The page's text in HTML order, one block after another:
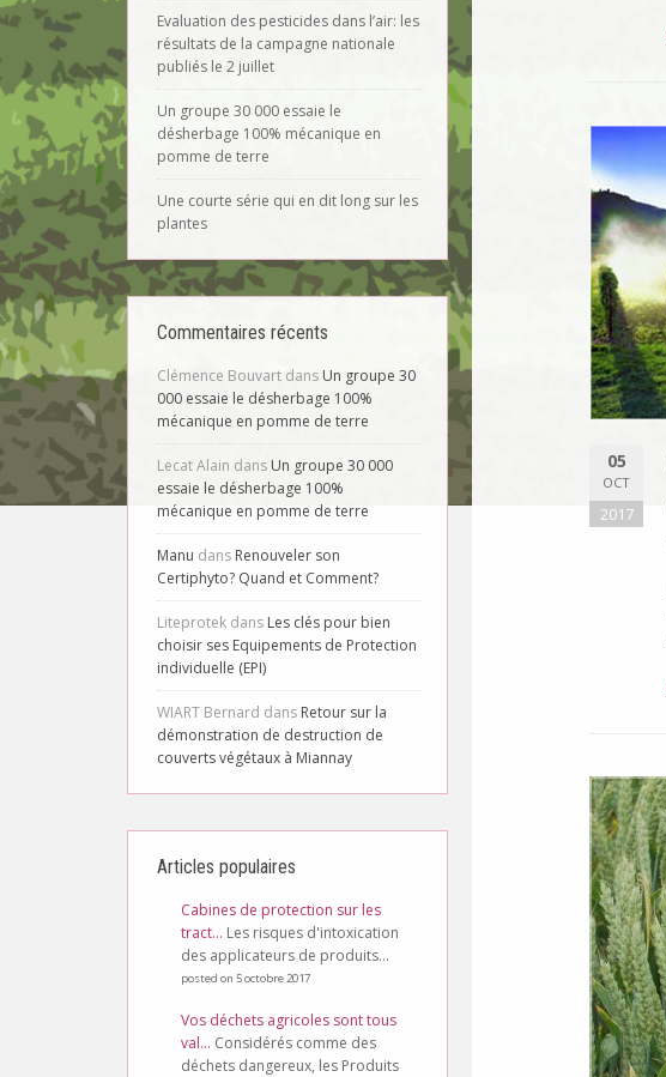
05
OCT
2017
Evaluation des pesticides dans l’air: les
résultats de la campagne nationale
publiés le 2 juillet
Un groupe 30 000 essaie le
désherbage 100% mécanique en
pomme de terre
Une courte série qui en dit long sur les
plantes
Commentaires récents
Clémence Bouvart dans Un groupe 30
000 essaie le désherbage 100%
mécanique en pomme de terre
Lecat Alain dans Un groupe 30 000
essaie le désherbage 100%
mécanique en pomme de terre
Manu dans Renouveler son
Certiphyto? Quand et Comment?
Liteprotek dans Les clés pour bien
choisir ses Equipements de Protection
individuelle (EPI)
WIART Bernard dans Retour sur la
démonstration de destruction de
couverts végétaux à Miannay
Articles populaires
Cabines de protection sur les
tract... Les risques d'intoxication
des applicateurs de produits...
posted on 5 octobre 2017
Vos déchets agricoles sont tous
val... Considérés comme des
déchets dangereux, les Produits